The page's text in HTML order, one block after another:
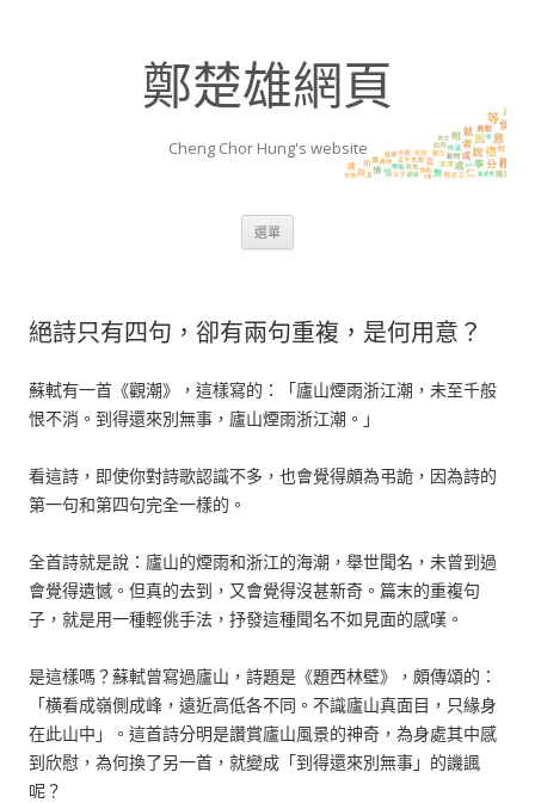
鄭楚雄網頁
Cheng Chor Hung's website
選單
絕詩只有四句，卻有兩句重複，是何用意？
蘇軾有一首《觀潮》，這樣寫的：「廬山煙雨浙江潮，未至千般
恨不消。到得還來別無事，廬山煙雨浙江潮。」
看這詩，即使你對詩歌認識不多，也會覺得頗為弔詭，因為詩的
第一句和第四句完全一樣的。
全首詩就是說：廬山的煙雨和浙江的海潮，舉世聞名，未曾到過
會覺得遺憾。但真的去到，又會覺得沒甚新奇。篇末的重複句
子，就是用一種輕佻手法，抒發這種聞名不如見面的感嘆。
是這樣嗎？蘇軾曾寫過廬山，詩題是《題西林壁》，頗傳頌的：
「横看成嶺側成峰，遠近高低各不同。不識廬山真面目，只緣身
在此山中」。這首詩分明是讚賞廬山風景的神奇，為身處其中感
到欣慰，為何換了另一首，就變成「到得還來別無事」的譏諷
呢？